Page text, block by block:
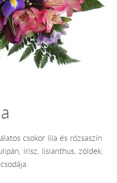
csokor lila és rózsaszín
írisz, lisianthus, zöldek.